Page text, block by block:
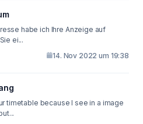
habe ich Ihre Anzeige auf
ei...
14. Nov 2022 um 19:38
timetable because I see in a image